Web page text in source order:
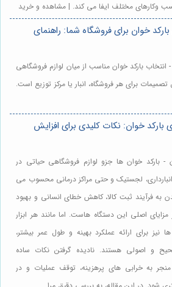
وکارهای مختلف ایفا می کند. | مشاهده و خرید
خوان برای فروشگاه شما: راهنمای
انتخاب بارکد خوان مناسب از میان لوازم فروشگاهی
برای هر فروشگاه، انبار یا مرکز توزیع است.
بارکد خوان: نکات کلیدی برای افزایش
- بارکد خوان ها جزو لوازم فروشگاهی حیاتی در
لجستیک و حتی مراکز درمانی محسوب می
فرآیند ثبت کالا، کاهش خطای انسانی و بهبود
اصلی این دستگاه هاست. اما مانند هر ابزار
نیز برای ارائه عملکرد بهینه و طول عمر بیشتر،
و اصولی هستند. نادیده گرفتن نکات ساده
به خرابی های پرهزینه، توقف عملیات و در